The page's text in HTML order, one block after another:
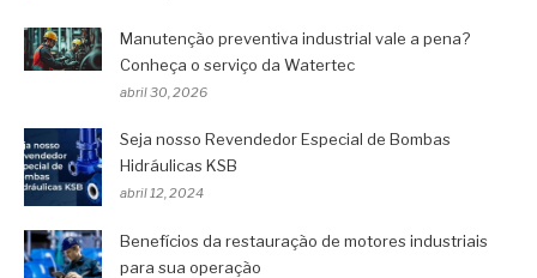
Manutenção preventiva industrial vale a pena?
Conheça o serviço da Watertec
abril 30, 2026
Seja nosso Revendedor Especial de Bombas
Hidráulicas KSB
abril 12, 2024
Benefícios da restauração de motores industriais
para sua operação